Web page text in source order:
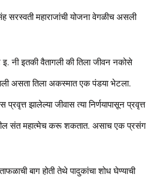
सरस्वती महाराजांची योजना वेगळीच असली
नी इतकी वैतागली की तिला जीवन नकोसे
असता तिला अकस्मात एक पंडया भेटला.
झालेल्या जीवास त्या निर्णयापासून प्रवृत्त
संत महात्मेच करू शकतात. असाच एक प्रसंग
बाग होती तेथे पादुकांचा शोध घेण्याची